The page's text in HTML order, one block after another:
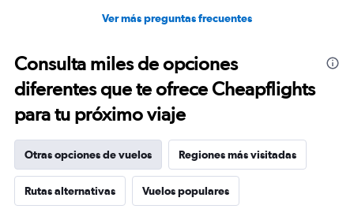
Ver más preguntas frecuentes
Consulta miles de opciones
diferentes que te ofrece Cheapflights
para tu próximo viaje
Otras opciones de vuelos Regiones más visitadas
Rutas alternativas Vuelos populares